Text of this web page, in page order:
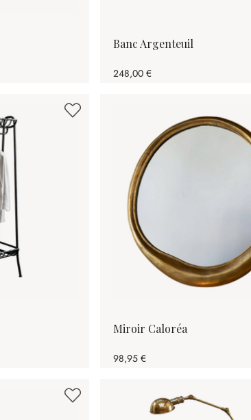
Banc Argenteuil
248,00 €
Miroir Caloréa
98,95 €